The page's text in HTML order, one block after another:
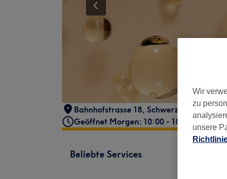
Bahnhofstrasse 18, Schwerzenbach,
Geöffnet Morgen: 10:00 - 18:00
Beliebte Services
Wir
zu
unsere